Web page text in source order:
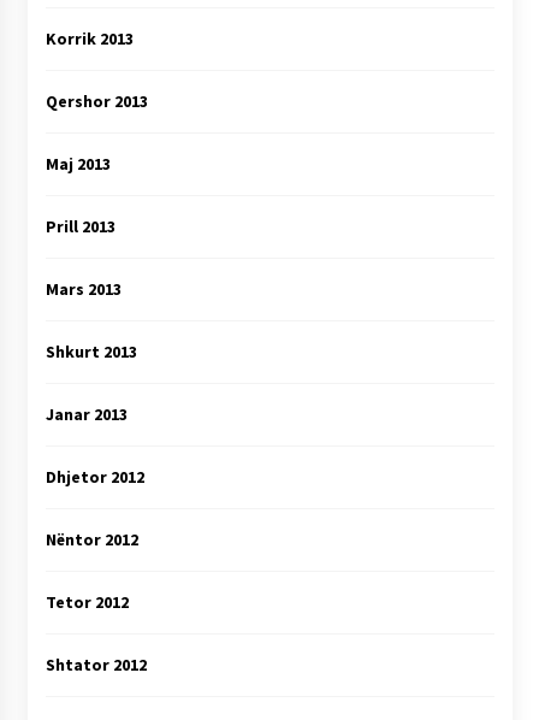
Korrik 2013
Qershor 2013
Maj 2013
Prill 2013
Mars 2013
Shkurt 2013
Janar 2013
Dhjetor 2012
Nëntor 2012
Tetor 2012
Shtator 2012